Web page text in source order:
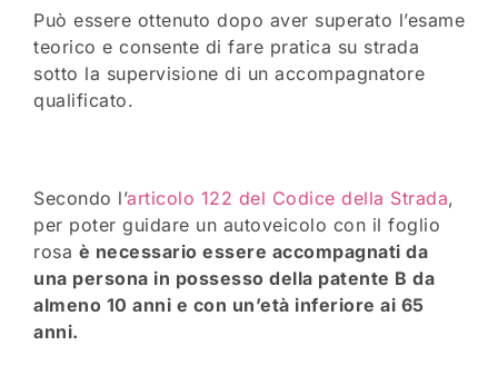
Può essere ottenuto dopo aver superato l’esame
teorico e consente di fare pratica su strada
sotto la supervisione di un accompagnatore
qualificato.
Secondo l’articolo 122 del Codice della Strada,
per poter guidare un autoveicolo con il foglio
rosa è necessario essere accompagnati da
una persona in possesso della patente B da
almeno 10 anni e con un’età inferiore ai 65
anni.